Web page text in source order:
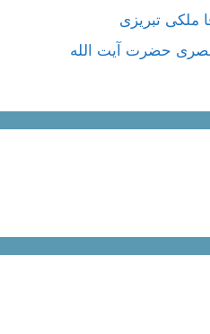
ملکی تبریزی
حضرت آیت الله